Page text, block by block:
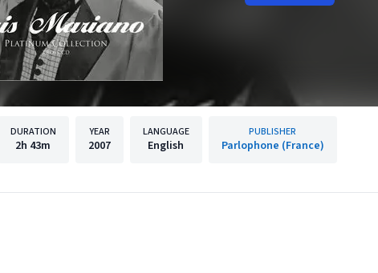
DURATION
2h 43m
YEAR
2007
LANGUAGE
English
PUBLISHER
Parlophone (France)